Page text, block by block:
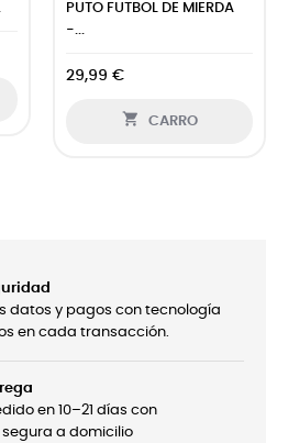
-
PANCETERS II -
datos y pagos con tecnología
en cada transacción.
en 10–21 días con
a domicilio